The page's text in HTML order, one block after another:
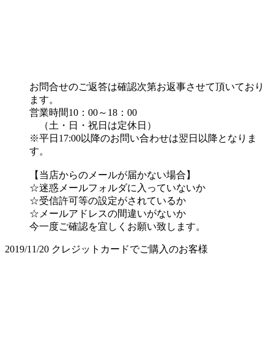
お問合せのご返答は確認次第お返事させて頂いており
ます。
営業時間10：00～18：00
（土・日・祝日は定休日）
※平日17:00以降のお問い合わせは翌日以降となりま
す。
【当店からのメールが届かない場合】
☆迷惑メールフォルダに入っていないか
☆受信許可等の設定がされているか
☆メールアドレスの間違いがないか
今一度ご確認を宜しくお願い致します。
2019/11/20 クレジットカードでご購入のお客様